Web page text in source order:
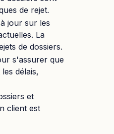
de rejet.
jour sur les
La
de dossiers.
s'assurer que
délais,
et
client est